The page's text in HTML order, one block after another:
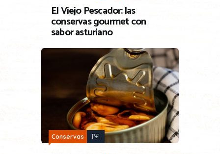
El Viejo Pescador: las
conservas gourmet con
sabor asturiano
Conservas